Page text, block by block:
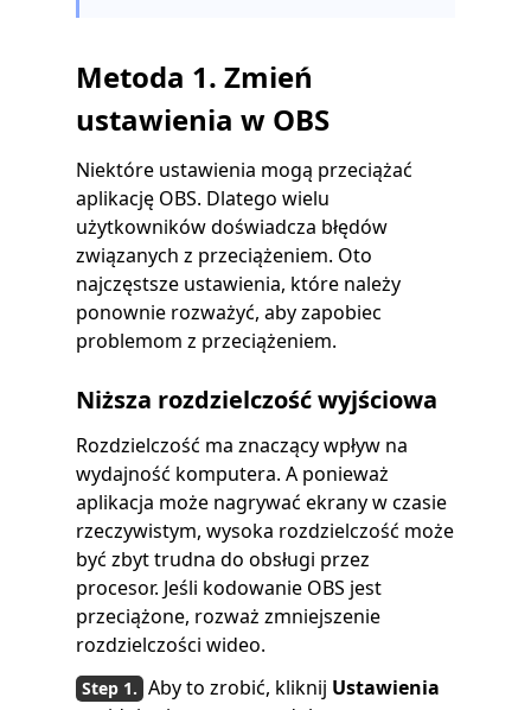
Metoda 1. Zmień
ustawienia w OBS
Niektóre ustawienia mogą przeciążać
aplikację OBS. Dlatego wielu
użytkowników doświadcza błędów
związanych z przeciążeniem. Oto
najczęstsze ustawienia, które należy
ponownie rozważyć, aby zapobiec
problemom z przeciążeniem.
Niższa rozdzielczość wyjściowa
Rozdzielczość ma znaczący wpływ na
wydajność komputera. A ponieważ
aplikacja może nagrywać ekrany w czasie
rzeczywistym, wysoka rozdzielczość może
być zbyt trudna do obsługi przez
procesor. Jeśli kodowanie OBS jest
przeciążone, rozważ zmniejszenie
rozdzielczości wideo.
Aby to zrobić, kliknij Ustawienia